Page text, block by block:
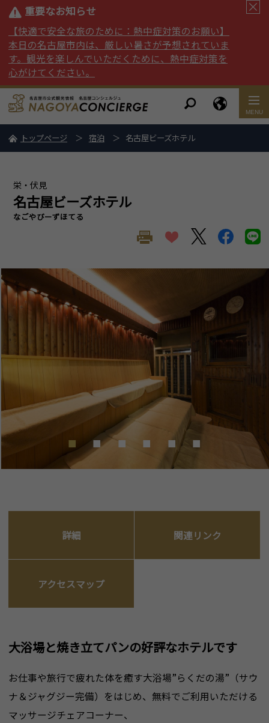
重要なお知らせ
【快適で安全な旅のために：熱中症対策のお願い】
本日の名古屋市内は、厳しい暑さが予想されていま
す。観光を楽しんでいただくために、熱中症対策を
心がけてください。
トップページ 宿泊 名古屋ビーズホテル
栄・伏見
名古屋ビーズホテル
なごやびーずほてる
詳細 関連リンク
アクセスマップ
大浴場と焼き立てパンの好評なホテルです
お仕事や旅行で疲れた体を癒す大浴場”らくだの湯”（サウ
ナ＆ジャグジー完備）をはじめ、無料でご利用いただける
マッサージチェアコーナー、